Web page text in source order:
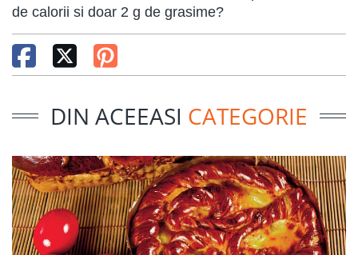
de calorii si doar 2 g de grasime?
DIN ACEEASI CATEGORIE